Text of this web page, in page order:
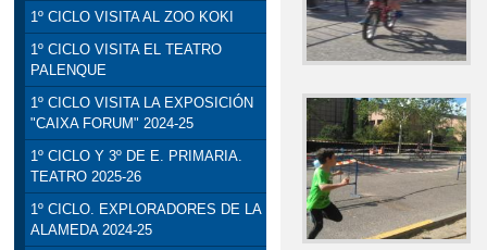
1º CICLO VISITA AL ZOO KOKI
1º CICLO VISITA EL TEATRO
PALENQUE
1º CICLO VISITA LA EXPOSICIÓN
"CAIXA FORUM" 2024-25
1º CICLO Y 3º DE E. PRIMARIA.
TEATRO 2025-26
1º CICLO. EXPLORADORES DE LA
ALAMEDA 2024-25